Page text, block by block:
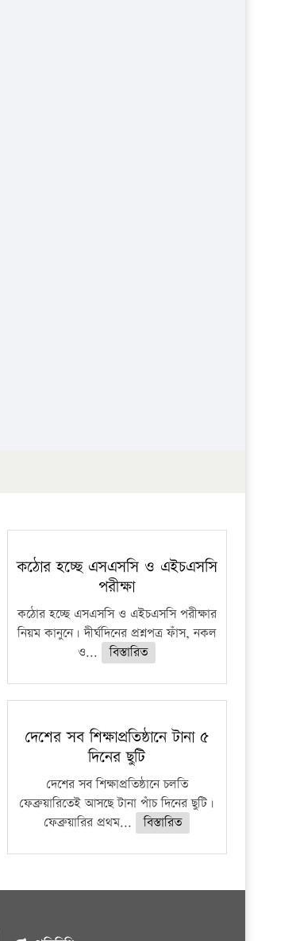
কঠোর হচ্ছে এসএসসি ও এইচএসসি
পরীক্ষা
কঠোর হচ্ছে এসএসসি ও এইচএসসি পরীক্ষার
নিয়ম কানুনে। দীর্ঘদিনের প্রশ্নপত্র ফাঁস, নকল
ও...
বিস্তারিত
দেশের সব শিক্ষাপ্রতিষ্ঠানে টানা ৫
দিনের ছুটি
দেশের সব শিক্ষাপ্রতিষ্ঠানে চলতি
ফেব্রুয়ারিতেই আসছে টানা পাঁচ দিনের ছুটি।
ফেব্রুয়ারির প্রথম...
বিস্তারিত